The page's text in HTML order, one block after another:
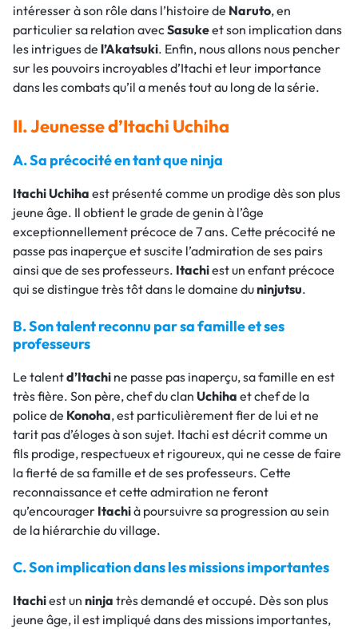
intéresser à son rôle dans l’histoire de Naruto, en
particulier sa relation avecSasukeet son implication dans
les intrigues de l’Akatsuki. Enfin, nous allons nous pencher
sur les pouvoirs incroyables d’Itachi et leur importance
dans les combats qu’il a menés tout au long de la série.
II. Jeunesse d’Itachi Uchiha
A. Sa précocité en tant que ninja
Itachi Uchiha est présenté comme un prodige dès son plus
jeune âge. Il obtient le grade de genin à l’âge
exceptionnellement précoce de 7 ans. Cette précocité ne
passe pas inaperçue et suscite l’admiration de ses pairs
ainsi que de ses professeurs. Itachiest un enfant précoce
qui se distingue très tôt dans le domaine duninjutsu.
B. Son talent reconnu par sa famille et ses
professeurs
Le talentd’Itachi ne passe pas inaperçu, sa famille en est
très fière. Son père, chef du clan Uchiha et chef de la
police de Konoha, est particulièrement fier de lui et ne
tarit pas d’éloges à son sujet. Itachi est décrit comme un
fils prodige, respectueux et rigoureux, qui ne cesse de faire
la fierté de sa famille et de ses professeurs. Cette
reconnaissance et cette admiration ne feront
qu’encourager Itachià poursuivre sa progression au sein
de la hiérarchie du village.
C. Son implication dans les missions importantes
Itachiest un ninja très demandé et occupé. Dès son plus
jeune âge, il est impliqué dans des missions importantes,